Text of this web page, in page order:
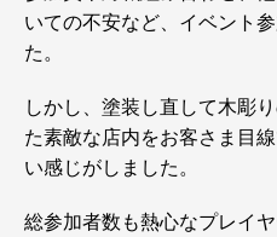
いての不安など、イベント
た。
しかし、塗装し直して木彫
た素敵な店内をお客さま目
い感じがしました。
総参加者数も熱心なプレイ